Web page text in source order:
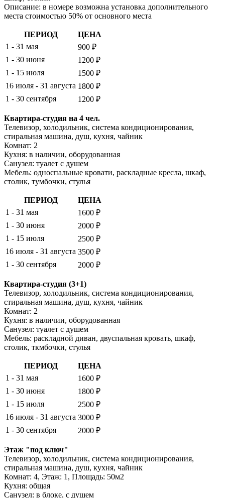
Описание: в номере возможна установка дополнительного
места стоимостью 50% от основного места
ПЕРИОД
ЦЕНА
1 - 31 мая
900 ₽
1 - 30 июня
1200 ₽
1 - 15 июля
1500 ₽
16 июля - 31 августа 1800 ₽
1 - 30 сентября
1200 ₽
Квартира-студия на 4 чел.
Телевизор, холодильник, система кондиционирования,
стиральная машина, душ, кухня, чайник
Комнат: 2
Кухня: в наличии, оборудованная
Санузел: туалет с душем
Мебель: односпальные кровати, раскладные кресла, шкаф,
столик, тумбочки, стулья
ПЕРИОД
ЦЕНА
1 - 31 мая
1600 ₽
1 - 30 июня
2000 ₽
1 - 15 июля
2500 ₽
16 июля - 31 августа 3500 ₽
1 - 30 сентября
2000 ₽
Квартира-студия (3+1)
Телевизор, холодильник, система кондиционирования,
стиральная машина, душ, кухня, чайник
Комнат: 2
Кухня: в наличии, оборудованная
Санузел: туалет с душем
Мебель: раскладной диван, двуспальная кровать, шкаф,
столик, ткмбочки, стулья
ПЕРИОД
ЦЕНА
1 - 31 мая
1600 ₽
1 - 30 июня
1800 ₽
1 - 15 июля
2500 ₽
16 июля - 31 августа 3000 ₽
1 - 30 сентября
2000 ₽
Этаж "под ключ"
Телевизор, холодильник, система кондиционирования,
стиральная машина, душ, кухня, чайник
Комнат: 4, Этаж: 1, Площадь: 50м2
Кухня: общая
Санузел: в блоке, с душем